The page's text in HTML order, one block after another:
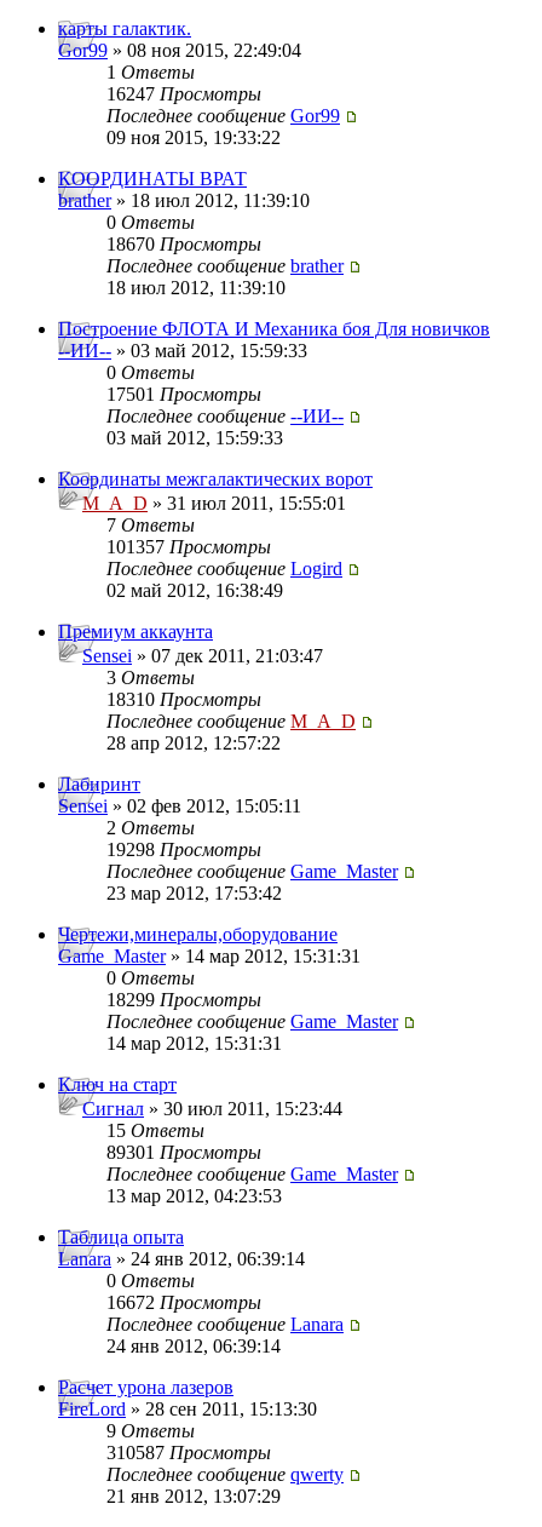
карты галактик.
Gor99 » 08 ноя 2015, 22:49:04
1 Ответы
16247 Просмотры
Последнее сообщение Gor99
09 ноя 2015, 19:33:22
КООРДИНАТЫ ВРАТ
brather» 18 июл 2012, 11:39:10
0 Ответы
18670 Просмотры
Последнее сообщение brather
18 июл 2012, 11:39:10
Построение ФЛОТА И Механика боя Для новичков
--ИИ-- » 03 май 2012, 15:59:33
0 Ответы
17501 Просмотры
Последнее сообщение --ИИ--
03 май 2012, 15:59:33
Координаты межгалактических ворот
M_A_D » 31 июл 2011, 15:55:01
7 Ответы
101357 Просмотры
Последнее сообщение Logird
02 май 2012, 16:38:49
Премиум аккаунта
Sensei » 07 дек 2011, 21:03:47
3 Ответы
18310 Просмотры
Последнее сообщение M_A_D
28 апр 2012, 12:57:22
Лабиринт
Sensei » 02 фев 2012, 15:05:11
2 Ответы
19298 Просмотры
Последнее сообщение Game_Master
23 мар 2012, 17:53:42
Чертежи,минералы,оборудование
Game_Master» 14 мар 2012, 15:31:31
0 Ответы
18299 Просмотры
Последнее сообщение Game_Master
14 мар 2012, 15:31:31
Ключ на старт
Сигнал » 30 июл 2011, 15:23:44
15 Ответы
89301 Просмотры
Последнее сообщение Game_Master
13 мар 2012, 04:23:53
Таблица опыта
Lanara » 24 янв 2012, 06:39:14
0 Ответы
16672 Просмотры
Последнее сообщение Lanara
24 янв 2012, 06:39:14
Расчет урона лазеров
FireLord » 28 сен 2011, 15:13:30
9 Ответы
310587 Просмотры
Последнее сообщение qwerty
21 янв 2012, 13:07:29